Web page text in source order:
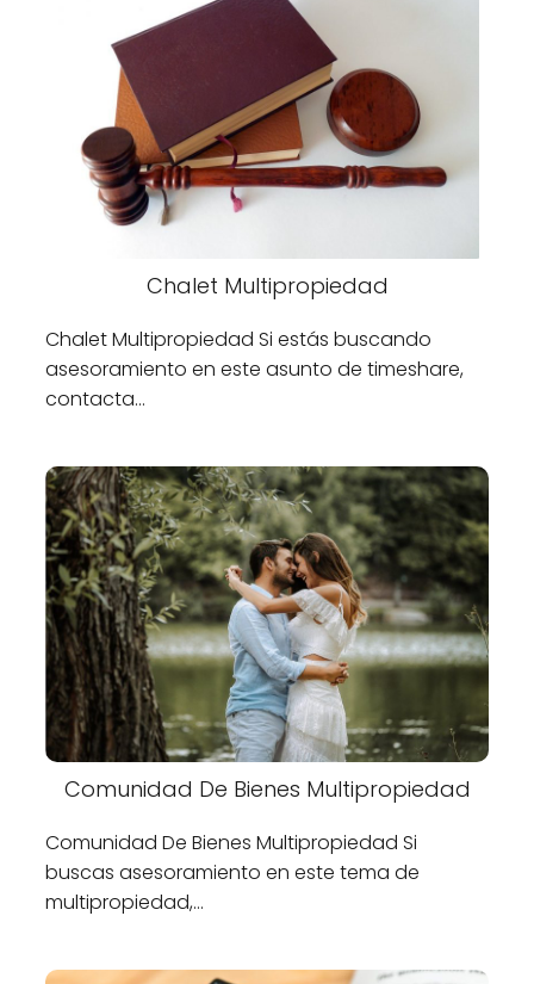
Chalet Multipropiedad
Chalet Multipropiedad Si estás buscando
asesoramiento en este asunto de timeshare,
contacta…
Comunidad De Bienes Multipropiedad
Comunidad De Bienes Multipropiedad Si
buscas asesoramiento en este tema de
multipropiedad,…